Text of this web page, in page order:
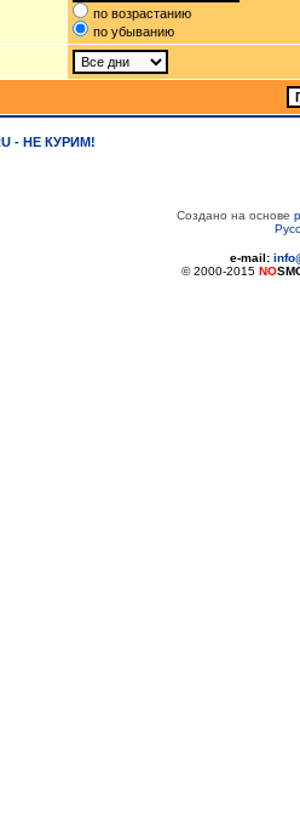
по возрастанию
по убыванию
- НЕ КУРИМ!
Создано на основе
e-mail:
© 2000-2015 NO